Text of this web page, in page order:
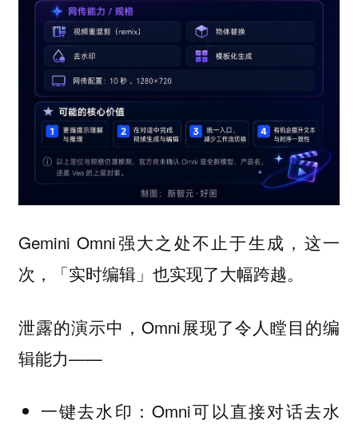
Gemini Omni强大之处不止于生成，这一
次，「实时编辑」也实现了大幅跨越。
泄露的演示中，Omni展现了令人瞠目的编
辑能力——
一键去水印 ：Omni可以直接对话去水